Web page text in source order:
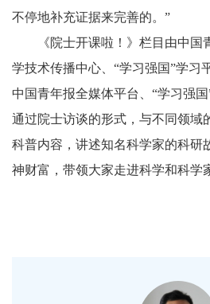
不停地补充证据来完善的。”
《院士开课啦！》栏目由中
学技术传播中心、“学习强国”学习
中国青年报全媒体平台、“学习强
通过院士访谈的形式，与不同领域
科普内容，讲述知名科学家的科研
神财富，带领大家走进科学和科学